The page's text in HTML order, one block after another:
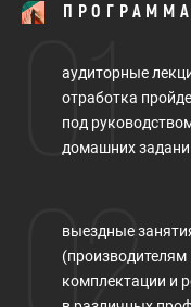
аудиторные
отработка
под
домашних
01
выездные
(производителям
комплектации и